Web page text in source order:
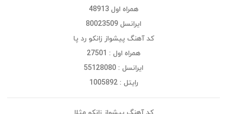
همراه اول 48913
ایرانسل 80023509
کد آهنگ پیشواز زانکو رد پا
همراه اول : 27501
ایرانسل : 55128080
رایتل : 1005892